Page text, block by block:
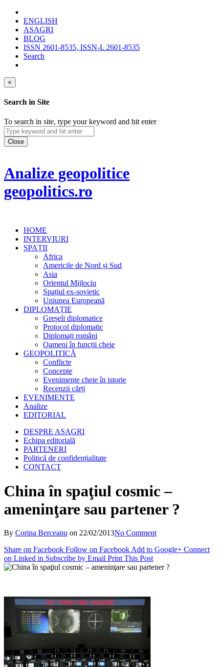
ENGLISH
ASAGRI
BLOG
ISSN 2601-8535, ISSN-L 2601-8535
Search
×
Search in Site
To search in site, type your keyword and hit enter
Close
Analize geopolitice
geopolitics.ro
HOME
INTERVIURI
SPAȚII
Africa
Americile de Nord și Sud
Asia
Orientul Mijlociu
Spațiul ex-sovietic
Uniunea Europeană
DIPLOMAȚIE
Greșeli diplomatice
Protocol diplomatic
Diplomați români
Oameni în funcții cheie
GEOPOLITICĂ
Conflicte
Concepte
Evenimente cheie în istorie
Recenzii cărți
EVENIMENTE
Analize
EDITORIAL
DESPRE ASAGRI
Echipa editorială
PARTENERI
Politică de confidențialitate
CONTACT
China în spaţiul cosmic –
ameninţare sau partener ?
By Corina Berceanu on 22/02/2013No Comment
Share on Facebook Follow on Facebook Add to Google+ Connect
on Linked in Subscribe by Email Print This Post